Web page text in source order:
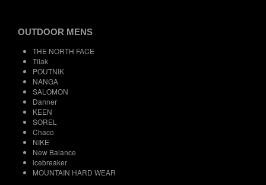
OUTDOOR MENS
THE NORTH FACE
Tilak
POUTNIK
NANGA
SALOMON
Danner
KEEN
SOREL
Chaco
NIKE
New Balance
icebreaker
MOUNTAIN HARD WEAR